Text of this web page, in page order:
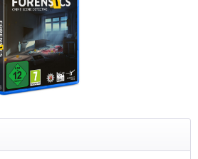
Global Rescue